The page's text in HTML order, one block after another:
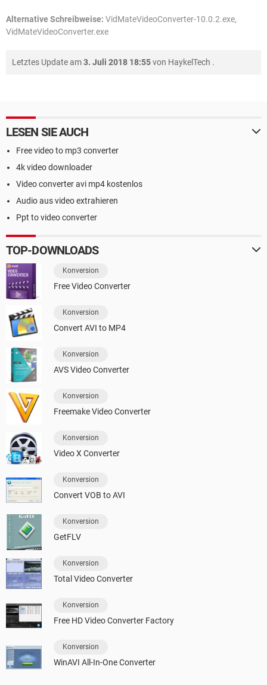
Alternative Schreibweise: VidMateVideoConverter-10.0.2.exe,
VidMateVideoConverter.exe
Letztes Update am3. Juli 2018 18:55von HaykelTech .
LESEN SIE AUCH
Free video to mp3 converter
4k video downloader
Video converter avi mp4 kostenlos
Audio aus video extrahieren
Ppt to video converter
TOP-DOWNLOADS
Konversion
Free Video Converter
Konversion
Convert AVI to MP4
Konversion
AVS Video Converter
Konversion
Freemake Video Converter
Konversion
Video X Converter
Konversion
Convert VOB to AVI
Konversion
GetFLV
Konversion
Total Video Converter
Konversion
Free HD Video Converter Factory
Konversion
WinAVI All-In-One Converter